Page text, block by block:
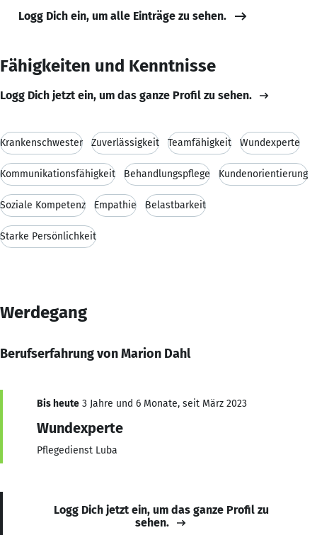
Logg Dich ein, um alle Einträge zu sehen.
Fähigkeiten und Kenntnisse
Logg Dich jetzt ein, um das ganze Profil zu sehen.
Krankenschwester Zuverlässigkeit Teamfähigkeit Wundexperte
Kommunikationsfähigkeit Behandlungspflege Kundenorientierung
Soziale Kompetenz Empathie Belastbarkeit
Starke Persönlichkeit
Werdegang
Berufserfahrung von Marion Dahl
Bis heute 3 Jahre und 6 Monate, seit März 2023
Wundexperte
Pflegedienst Luba
Logg Dich jetzt ein, um das ganze Profil zu
sehen.